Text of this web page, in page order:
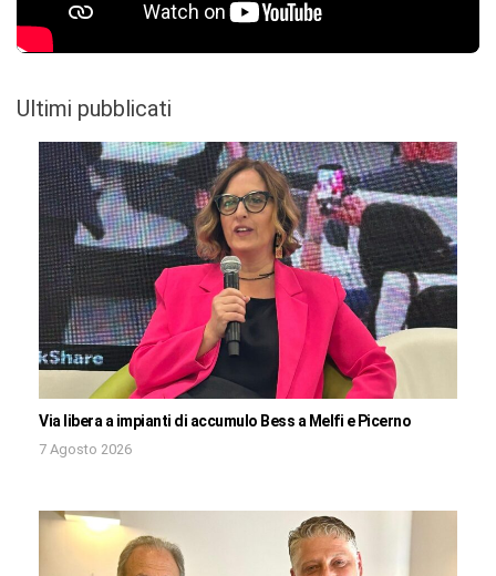
Ultimi pubblicati
Via libera a impianti di accumulo Bess a Melfi e Picerno
7 Agosto 2026